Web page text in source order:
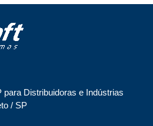
Distribuidoras e Indústrias
/ SP